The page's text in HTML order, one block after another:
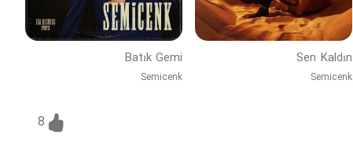
Sen Kaldın
Semicenk
Batık Gemi
Semicenk
8